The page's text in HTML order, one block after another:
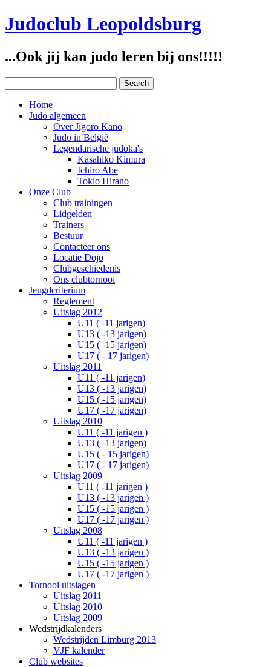
Judoclub Leopoldsburg
...Ook jij kan judo leren bij ons!!!!!
Home
Judo algemeen
Over Jigoro Kano
Judo in België
Legendarische judoka's
Kasahiko Kimura
Ichiro Abe
Tokio Hirano
Onze Club
Club trainingen
Lidgelden
Trainers
Bestuur
Contacteer ons
Locatie Dojo
Clubgeschiedenis
Ons clubtornooi
Jeugdcriterium
Reglement
Uitslag 2012
U11 ( -11 jarigen)
U13 ( -13 jarigen)
U15 ( -15 jarigen)
U17 ( - 17 jarigen)
Uitslag 2011
U11 ( -11 jarigen)
U13 ( -13 jarigen)
U15 ( -15 jarigen)
U17 ( -17 jarigen)
Uitslag 2010
U11 ( -11 jarigen )
U13 ( -13 jarigen)
U15 ( - 15 jarigen)
U17 ( - 17 jarigen)
Uitslag 2009
U11 ( -11 jarigen )
U13 ( -13 jarigen )
U15 ( -15 jarigen )
U17 ( -17 jarigen )
Uitslag 2008
U11 ( -11 jarigen )
U13 ( -13 jarigen )
U15 ( -15 jarigen )
U17 ( -17 jarigen )
Tornooi uitslagen
Uitslag 2011
Uitslag 2010
Uitslag 2009
Wedstrijdkalenders
Wedstrijden Limburg 2013
VJF kalender
Club websites